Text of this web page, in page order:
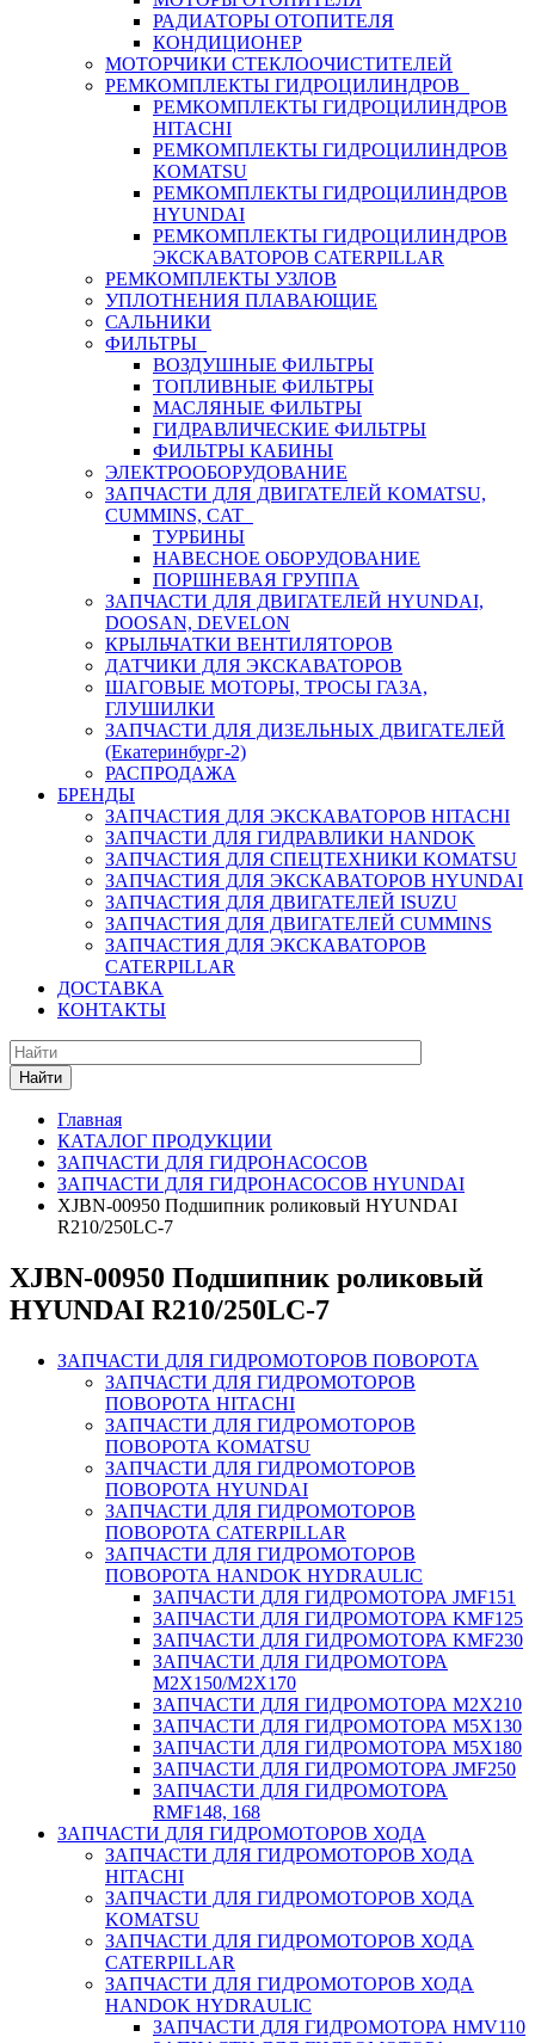
РАДИАТОРЫ ОТОПИТЕЛЯ
КОНДИЦИОНЕР
МОТОРЧИКИ СТЕКЛООЧИСТИТЕЛЕЙ
РЕМКОМПЛЕКТЫ ГИДРОЦИЛИНДРОВ
РЕМКОМПЛЕКТЫ ГИДРОЦИЛИНДРОВ
HITACHI
РЕМКОМПЛЕКТЫ ГИДРОЦИЛИНДРОВ
KOMATSU
РЕМКОМПЛЕКТЫ ГИДРОЦИЛИНДРОВ
HYUNDAI
РЕМКОМПЛЕКТЫ ГИДРОЦИЛИНДРОВ
ЭКСКАВАТОРОВ CATERPILLAR
РЕМКОМПЛЕКТЫ УЗЛОВ
УПЛОТНЕНИЯ ПЛАВАЮЩИЕ
САЛЬНИКИ
ФИЛЬТРЫ
ВОЗДУШНЫЕ ФИЛЬТРЫ
ТОПЛИВНЫЕ ФИЛЬТРЫ
МАСЛЯНЫЕ ФИЛЬТРЫ
ГИДРАВЛИЧЕСКИЕ ФИЛЬТРЫ
ФИЛЬТРЫ КАБИНЫ
ЭЛЕКТРООБОРУДОВАНИЕ
ЗАПЧАСТИ ДЛЯ ДВИГАТЕЛЕЙ KOMATSU,
CUMMINS, CAT
ТУРБИНЫ
НАВЕСНОЕ ОБОРУДОВАНИЕ
ПОРШНЕВАЯ ГРУППА
ЗАПЧАСТИ ДЛЯ ДВИГАТЕЛЕЙ HYUNDAI,
DOOSAN, DEVELON
КРЫЛЬЧАТКИ ВЕНТИЛЯТОРОВ
ДАТЧИКИ ДЛЯ ЭКСКАВАТОРОВ
ШАГОВЫЕ МОТОРЫ, ТРОСЫ ГАЗА,
ГЛУШИЛКИ
ЗАПЧАСТИ ДЛЯ ДИЗЕЛЬНЫХ ДВИГАТЕЛЕЙ
(Екатеринбург-2)
РАСПРОДАЖА
БРЕНДЫ
ЗАПЧАСТИЯ ДЛЯ ЭКСКАВАТОРОВ HITACHI
ЗАПЧАСТИ ДЛЯ ГИДРАВЛИКИ HANDOK
ЗАПЧАСТИЯ ДЛЯ СПЕЦТЕХНИКИ KOMATSU
ЗАПЧАСТИЯ ДЛЯ ЭКСКАВАТОРОВ HYUNDAI
ЗАПЧАСТИЯ ДЛЯ ДВИГАТЕЛЕЙ ISUZU
ЗАПЧАСТИЯ ДЛЯ ДВИГАТЕЛЕЙ CUMMINS
ЗАПЧАСТИЯ ДЛЯ ЭКСКАВАТОРОВ
CATERPILLAR
ДОСТАВКА
КОНТАКТЫ
Найти
Главная
КАТАЛОГ ПРОДУКЦИИ
ЗАПЧАСТИ ДЛЯ ГИДРОНАСОСОВ
ЗАПЧАСТИ ДЛЯ ГИДРОНАСОСОВ HYUNDAI
XJBN-00950 Подшипник роликовый HYUNDAI
R210/250LC-7
XJBN-00950 Подшипник роликовый
HYUNDAI R210/250LC-7
ЗАПЧАСТИ ДЛЯ ГИДРОМОТОРОВ ПОВОРОТА
ЗАПЧАСТИ ДЛЯ ГИДРОМОТОРОВ
ПОВОРОТА HITACHI
ЗАПЧАСТИ ДЛЯ ГИДРОМОТОРОВ
ПОВОРОТА KOMATSU
ЗАПЧАСТИ ДЛЯ ГИДРОМОТОРОВ
ПОВОРОТА HYUNDAI
ЗАПЧАСТИ ДЛЯ ГИДРОМОТОРОВ
ПОВОРОТА CATERPILLAR
ЗАПЧАСТИ ДЛЯ ГИДРОМОТОРОВ
ПОВОРОТА HANDOK HYDRAULIC
ЗАПЧАСТИ ДЛЯ ГИДРОМОТОРА JMF151
ЗАПЧАСТИ ДЛЯ ГИДРОМОТОРА KMF125
ЗАПЧАСТИ ДЛЯ ГИДРОМОТОРА KMF230
ЗАПЧАСТИ ДЛЯ ГИДРОМОТОРА
M2X150/M2X170
ЗАПЧАСТИ ДЛЯ ГИДРОМОТОРА M2X210
ЗАПЧАСТИ ДЛЯ ГИДРОМОТОРА M5X130
ЗАПЧАСТИ ДЛЯ ГИДРОМОТОРА M5X180
ЗАПЧАСТИ ДЛЯ ГИДРОМОТОРА JMF250
ЗАПЧАСТИ ДЛЯ ГИДРОМОТОРА
RMF148, 168
ЗАПЧАСТИ ДЛЯ ГИДРОМОТОРОВ ХОДА
ЗАПЧАСТИ ДЛЯ ГИДРОМОТОРОВ ХОДА
HITACHI
ЗАПЧАСТИ ДЛЯ ГИДРОМОТОРОВ ХОДА
KOMATSU
ЗАПЧАСТИ ДЛЯ ГИДРОМОТОРОВ ХОДА
CATERPILLAR
ЗАПЧАСТИ ДЛЯ ГИДРОМОТОРОВ ХОДА
HANDOK HYDRAULIC
ЗАПЧАСТИ ДЛЯ ГИДРОМОТОРА HMV110